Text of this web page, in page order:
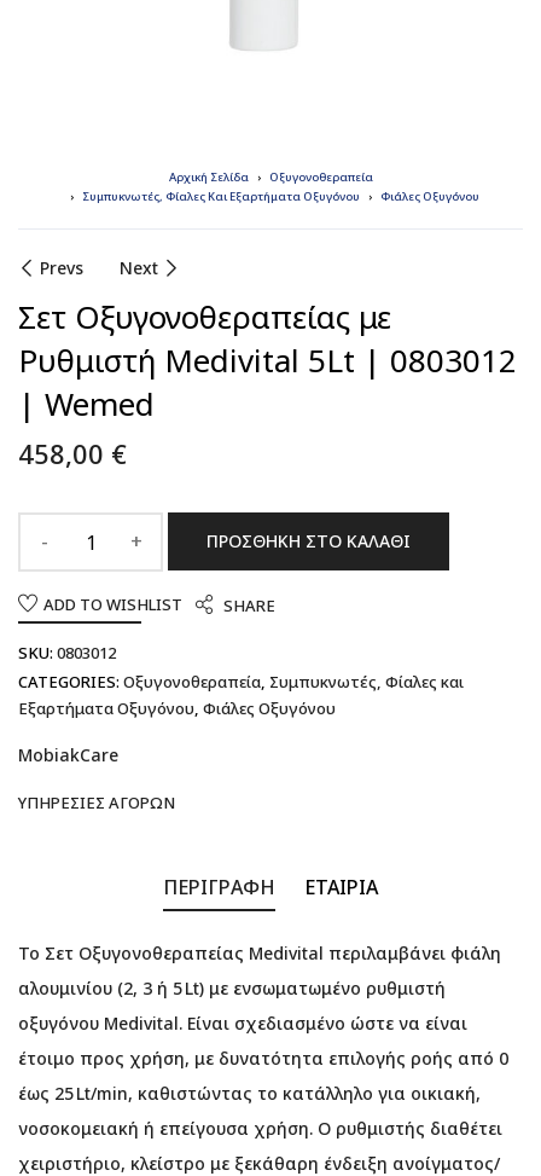
Αρχική Σελίδα
Οξυγονοθεραπεία
Συμπυκνωτές, Φίαλες Και Εξαρτήματα Οξυγόνου
Φιάλες Οξυγόνου
Prevs Next
Σετ Οξυγονοθεραπείας με
Ρυθμιστή Medivital 5Lt | 0803012
| Wemed
458,00 €
ΠΡΟΣΘΉΚΗ ΣΤΟ ΚΑΛΆΘΙ
ADD TO WISHLIST SHARE
SKU: 0803012
CATEGORIES: Οξυγονοθεραπεία, Συμπυκνωτές, Φίαλες και
Εξαρτήματα Οξυγόνου, Φιάλες Οξυγόνου
MobiakCare
ΥΠΗΡΕΣΊΕΣ ΑΓΟΡΏΝ
ΠΕΡΙΓΡΑΦΉ ΕΤΑΙΡΊΑ
Το Σετ Οξυγονοθεραπείας Medivital περιλαμβάνει φιάλη
αλουμινίου (2, 3 ή 5 Lt) με ενσωματωμένο ρυθμιστή
οξυγόνου Medivital. Είναι σχεδιασμένο ώστε να είναι
έτοιμο προς χρήση, με δυνατότητα επιλογής ροής από 0
έως 25 Lt/min, καθιστώντας το κατάλληλο για οικιακή,
νοσοκομειακή ή επείγουσα χρήση. Ο ρυθμιστής διαθέτει
χειριστήριο, κλείστρο με ξεκάθαρη ένδειξη ανοίγματος/